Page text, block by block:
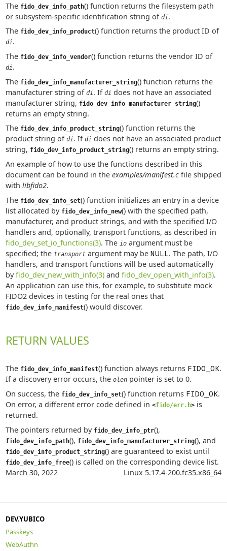
The fido_dev_info_path() function returns the filesystem path
or subsystem-specific identification string of di.
The fido_dev_info_product() function returns the product ID of
di.
The fido_dev_info_vendor() function returns the vendor ID of
di.
The fido_dev_info_manufacturer_string() function returns the
manufacturer string of di. If di does not have an associated
manufacturer string, fido_dev_info_manufacturer_string()
returns an empty string.
The fido_dev_info_product_string() function returns the
product string of di. If di does not have an associated product
string, fido_dev_info_product_string() returns an empty string.
An example of how to use the functions described in this
document can be found in the examples/manifest.cfile shipped
with libfido2.
The fido_dev_info_set() function initializes an entry in a device
list allocated by fido_dev_info_new() with the specified path,
manufacturer, and product strings, and with the specified I/O
handlers and, optionally, transport functions, as described in
fido_dev_set_io_functions(3). The ioargument must be
specified; the transportargument may be NULL. The path, I/O
handlers, and transport functions will be used automatically
byfido_dev_new_with_info(3)and fido_dev_open_with_info(3).
An application can use this, for example, to substitute mock
FIDO2 devices in testing for the real ones that
fido_dev_info_manifest() would discover.
RETURN VALUES
The fido_dev_info_manifest() function always returns FIDO_OK.
If a discovery error occurs, the olenpointer is set to 0.
On success, the fido_dev_info_set() function returns FIDO_OK.
On error, a different error code defined in <fido/err.h>is
returned.
The pointers returned by fido_dev_info_ptr(),
fido_dev_info_path(), fido_dev_info_manufacturer_string(), and
fido_dev_info_product_string() are guaranteed to exist until
fido_dev_info_free() is called on the corresponding device list.
March 30, 2022
Linux 5.17.4-200.fc35.x86_64
DEV.YUBICO
Passkeys
WebAuthn